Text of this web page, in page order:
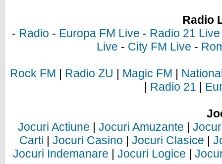
Radio
- Radio - Europa FM Live - Radio 21 Live
Live - City FM Live -
Rock FM | Radio ZU | Magic FM |
| Radio 21 |
Jocuri Actiune | Jocuri Amuzante |
Carti | Jocuri Casino | Jocuri Clasice |
Jocuri Indemanare | Jocuri Logice |